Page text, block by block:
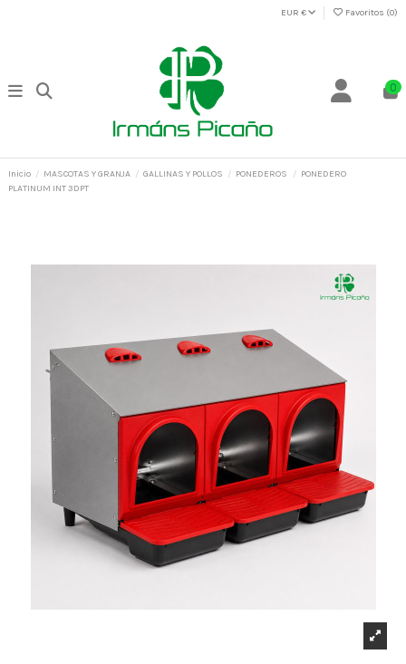
EUR € Favoritos (0)
0
Inicio MASCOTAS Y GRANJA GALLINAS Y POLLOS PONEDEROS
PONEDERO
PLATINUM INT 3DPT